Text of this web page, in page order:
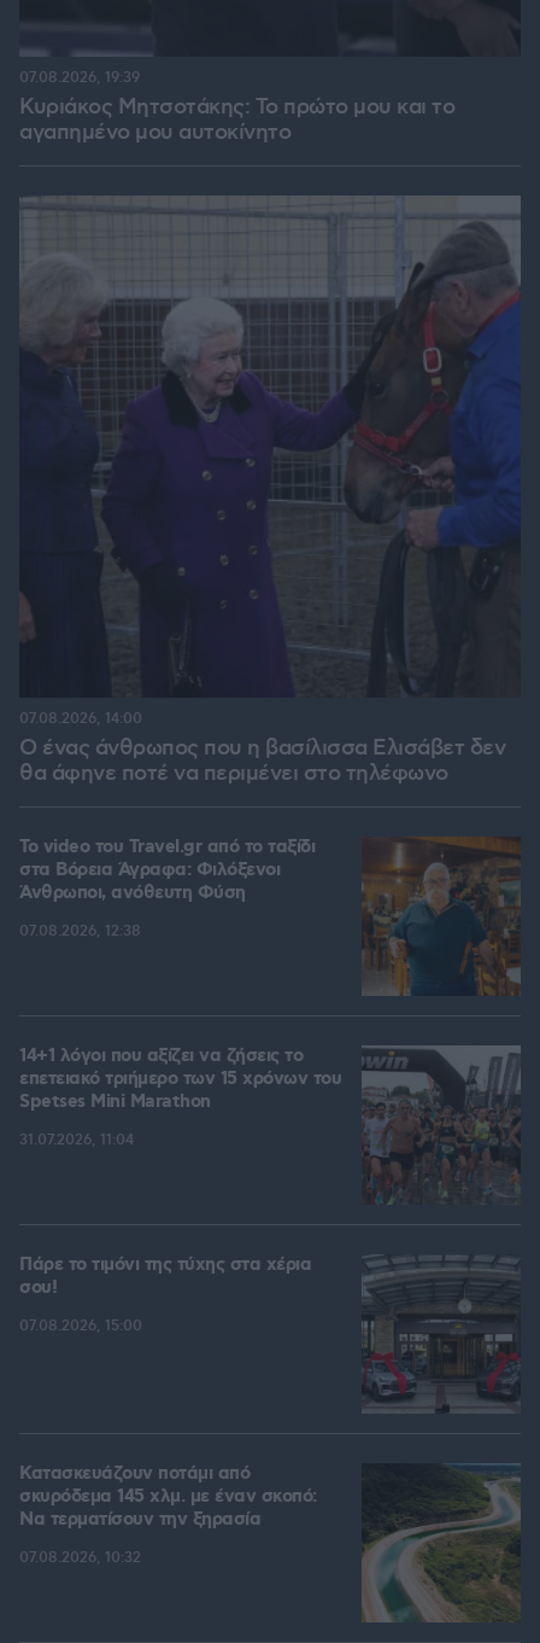
Κυριάκος Μητσοτάκης: Το πρώτο μου και το
αγαπημένο μου αυτοκίνητο
07.08.2026, 19:39
Ο ένας άνθρωπος που η βασίλισσα Ελισάβετ δεν
θα άφηνε ποτέ να περιμένει στο τηλέφωνο
07.08.2026, 14:00
To video του Travel.gr από το ταξίδι
στα Βόρεια Άγραφα: Φιλόξενοι
Άνθρωποι, ανόθευτη Φύση
07.08.2026, 12:38
14+1 λόγοι που αξίζει να ζήσεις το
επετειακό τριήμερο των 15 χρόνων του
Spetses Mini Marathon
31.07.2026, 11:04
Πάρε το τιμόνι της τύχης στα χέρια
σου!
07.08.2026, 15:00
Κατασκευάζουν ποτάμι από
σκυρόδεμα 145 χλμ. με έναν σκοπό:
Να τερματίσουν την ξηρασία
07.08.2026, 10:32